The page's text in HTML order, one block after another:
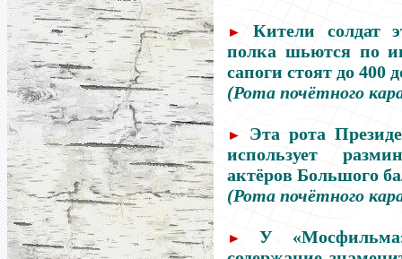
►
Кители солдат
полка шьются по
сапоги стоят до 400
(Рота почётного
►
Эта рота
использует
актёров Большого
(Рота почётного
►
У